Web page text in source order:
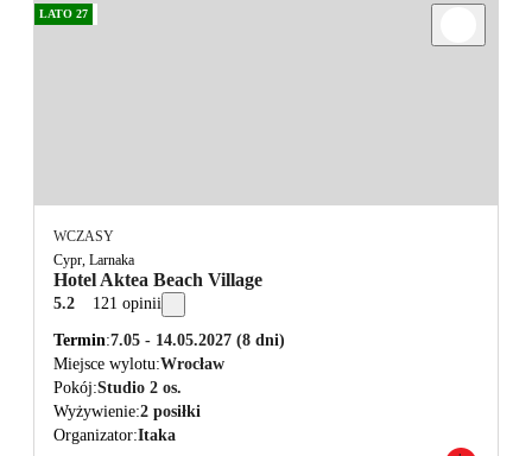
LATO 27
WCZASY
Cypr, Larnaka
Hotel Aktea Beach Village
5.2 121 opinii
Termin 7.05 - 14.05.2027 (8 dni)
Miejsce wylotu Wrocław
Pokój Studio 2 os.
Wyżywienie 2 posiłki
Organizator Itaka